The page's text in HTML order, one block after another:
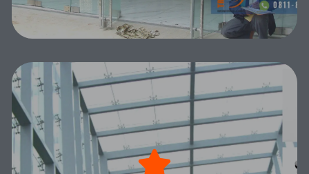
Spider Fittings
Spider Fittings Kaca Premium menawarkan Solusi Estetis
dan Fungsional Unggul. Dapatkan Pemasangan Profesional